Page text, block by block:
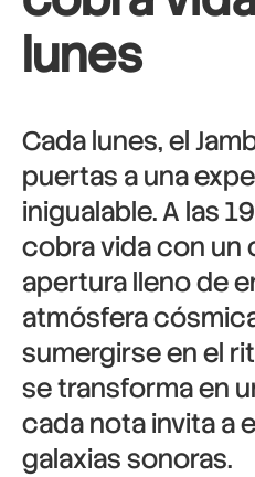
lunes
Cada lunes, el
puertas a una
inigualable. A las
cobra vida con un
apertura lleno de
atmósfera
sumergirse en el
se transforma en
cada nota invita a
galaxias sonoras.